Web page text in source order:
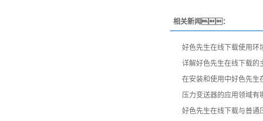
相关新闻：
好色先生在线下载使用环
详解好色先生在线下载的
在安装和使用中好色先生
压力变送器的应用领域有
好色先生在线下载与普通